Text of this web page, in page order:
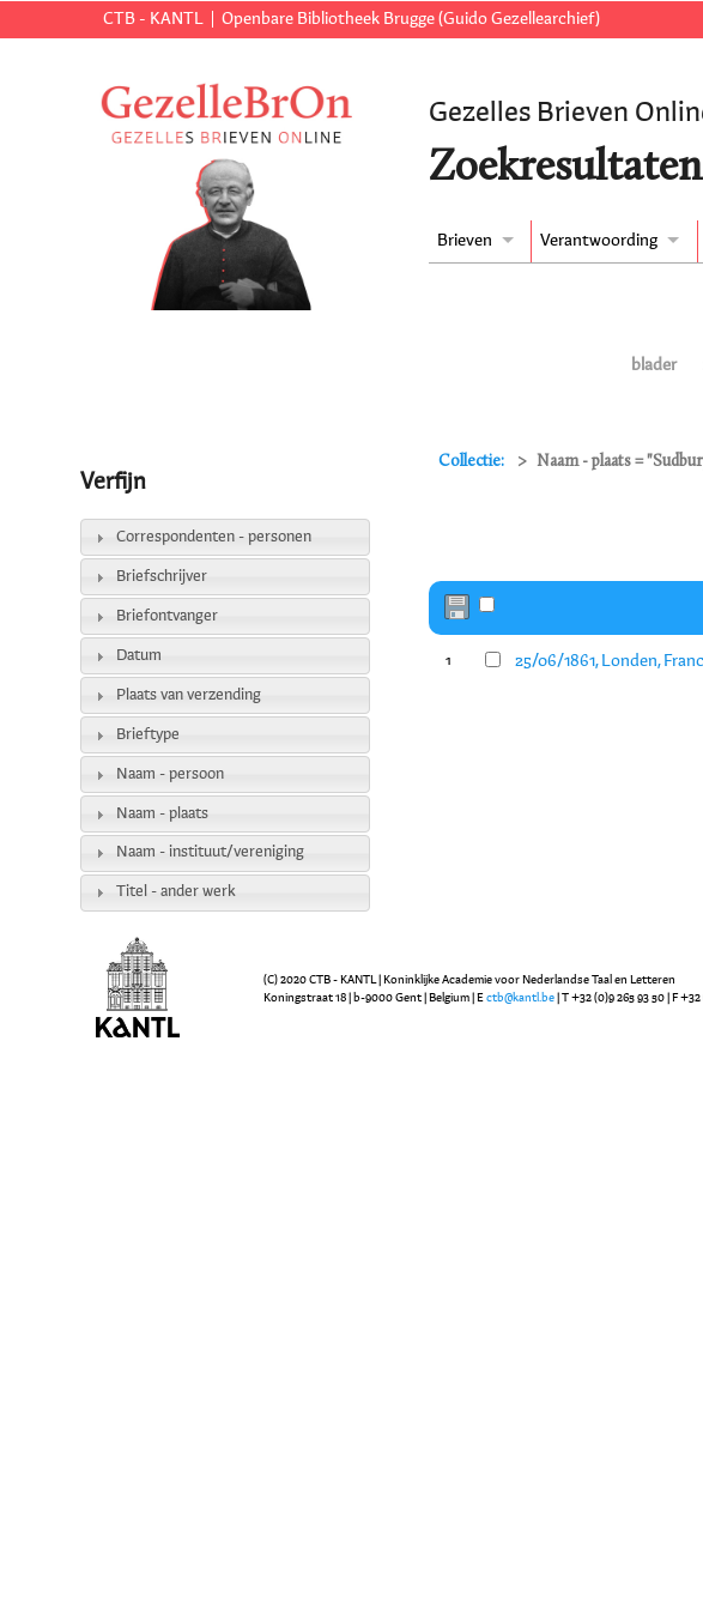
CTB - KANTL Openbare Bibliotheek Brugge (Guido Gezellearchief)
Gezelles Brieven
Zoekresultaten
Brieven Verantwoording
blader
Collectie: Naam - plaats =
1 25/06/1861, Londen,
Verfijn
Correspondenten - personen
Briefschrijver
Briefontvanger
Datum
Plaats van verzending
Brieftype
Naam - persoon
Naam - plaats
Naam - instituut/vereniging
Titel - ander werk
(C) 2020 CTB - KANTL | Koninklijke Academie voor Nederlandse Taal en Letteren
Koningstraat 18 | b-9000 Gent | Belgium | Ectb@kantl.be | T +32 (0)9 265 93 50 | F